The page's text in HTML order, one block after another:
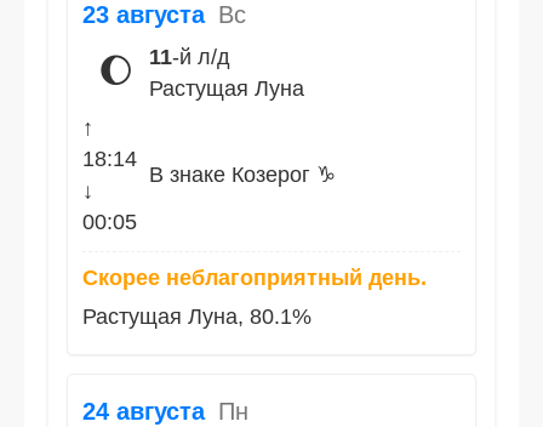
23 августа Вс
🌔 11-й л/д
Растущая Луна
↑
18:14
↓
00:05
В знаке Козерог ♑
Скорее неблагоприятный день.
Растущая Луна, 80.1%
24 августа Пн